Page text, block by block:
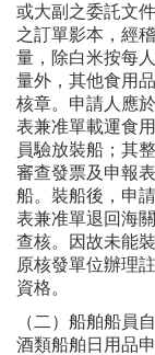
或大副之委託文
之訂單影本，經
量，除白米按每
量外，其他食用
核章。申請人應
表兼准單載運食
員驗放裝船；其
審查發票及申報
船。裝船後，申
表兼准單退回海
查核。因故未能
原核發單位辦理
資格。
（二）船舶船員
酒類船舶日用品